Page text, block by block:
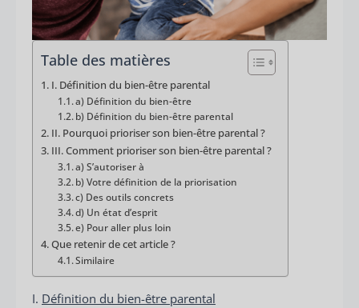
Table des matières
I. Définition du bien-être parental
a) Définition du bien-être
b) Définition du bien-être parental
II. Pourquoi prioriser son bien-être parental ?
III. Comment prioriser son bien-être parental ?
a) S’autoriser à
b) Votre définition de la priorisation
c) Des outils concrets
d) Un état d’esprit
e) Pour aller plus loin
Que retenir de cet article ?
Similaire
I. Définition du bien-être parental